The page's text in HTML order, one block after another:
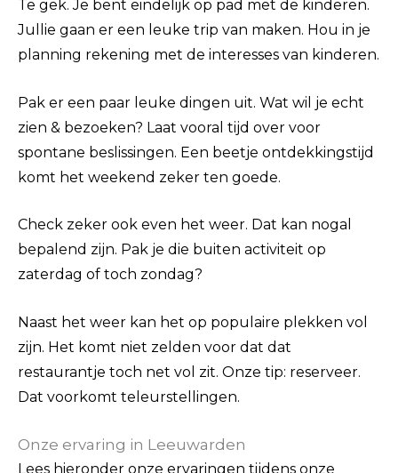
Te gek. Je bent eindelijk op pad met de kinderen.
Jullie gaan er een leuke trip van maken. Hou in je
planning rekening met de interesses van kinderen.
Pak er een paar leuke dingen uit. Wat wil je echt
zien & bezoeken? Laat vooral tijd over voor
spontane beslissingen. Een beetje ontdekkingstijd
komt het weekend zeker ten goede.
Check zeker ook even het weer. Dat kan nogal
bepalend zijn. Pak je die buiten activiteit op
zaterdag of toch zondag?
Naast het weer kan het op populaire plekken vol
zijn. Het komt niet zelden voor dat dat
restaurantje toch net vol zit. Onze tip: reserveer.
Dat voorkomt teleurstellingen.
Onze ervaring in Leeuwarden
Lees hieronder onze ervaringen tijdens onze